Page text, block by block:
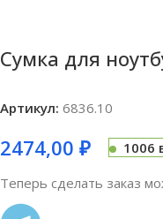
Сумка для
Артикул: 6836.10
2474,00 ₽
1006
Теперь сделать заказ